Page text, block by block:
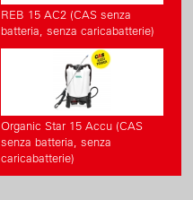
REB 15 AC2 (CAS senza
batteria, senza caricabatterie)
Organic Star 15 Accu (CAS
senza batteria, senza
caricabatterie)